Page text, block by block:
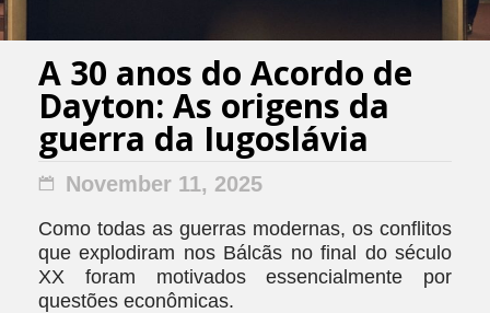
A 30 anos do Acordo de
Dayton: As origens da
guerra da Iugoslávia
November 11, 2025
Como todas as guerras modernas, os conflitos
que explodiram nos Bálcãs no final do século
XX foram motivados essencialmente por
questões econômicas.